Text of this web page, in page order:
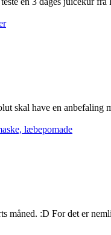
skal have en
måned. :D For det er